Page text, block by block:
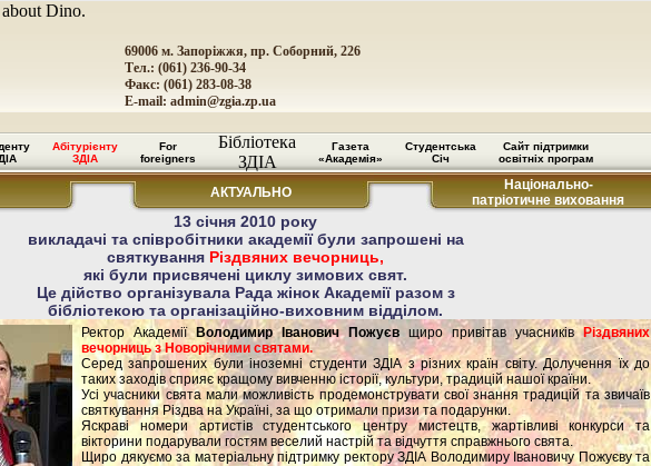
Dino.
69006 м. Запоріжжя, пр. Соборний, 226
Тел.: (061) 236-90-34
Факс: (061) 283-08-38
E-mail: admin@zgia.zp.ua
Абітурієнту
ЗДІА
For
foreigners
Бібліотека
ЗДІА
Газета
«Академія»
Студентська
Січ
Сайт підтримки
освітніх програм
АКТУАЛЬНО
Національно-
патріотичне виховання
13 січня 2010 року
викладачі та співробітники академії були запрошені на
святкування Різдвяних вечорниць,
які були присвячені циклу зимових свят.
Це дійство організувала Рада жінок Академії разом з
бібліотекою та організаційно-виховним відділом.
Ректор Академії Володимир Іванович Пожуєв щиро привітав учасниківРіздвяних
вечорниць з Новорічними святами.
Серед запрошених були іноземні студенти ЗДІА з різних країн світу. Долучення їх до
таких заходів сприяє кращому вивченню історії, культури, традицій нашої країни.
Усі учасники свята мали можливість продемонструвати свої знання традицій та звичаїв
святкування Різдва на Україні, за що отримали призи та подарунки.
Яскраві номери артистів студентського центру мистецтв, жартівливі конкурси та
вікторини подарували гостям веселий настрій та відчуття справжнього свята.
Щиро дякуємо за матеріальну підтримку ректору ЗДІА Володимиру Івановичу Пожуєву та